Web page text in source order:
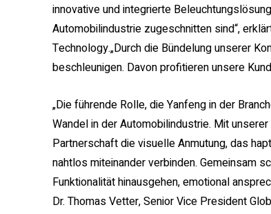
innovative und integrierte
Automobilindustrie zugeschnitten sind“,
Technology.„Durch die Bündelung unserer
beschleunigen. Davon profitieren unsere
„Die führende Rolle, die Yanfeng in der
Wandel in der Automobilindustrie. Mit
Partnerschaft die visuelle Anmutung, das
nahtlos miteinander verbinden. Gemeinsam
Funktionalität hinausgehen, emotional
Dr. Thomas Vetter, Senior Vice President